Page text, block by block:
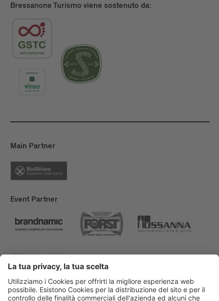
Bressanone Turismo viene sostenuto da:
Main Partner
Event Partner
Bressanone Turismo